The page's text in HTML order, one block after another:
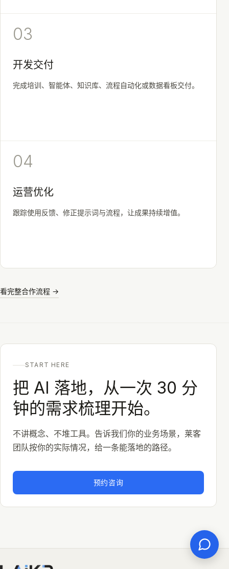
03
开发交付
完成培训、智能体、知识库、流程自动化或数据看板交付。
04
运营优化
跟踪使用反馈、修正提示词与流程，让成果持续增值。
看完整合作流程 →
START HERE
把 AI 落地，从一次 30 分
钟的需求梳理开始。
不讲概念、不堆工具。告诉我们你的业务场景，莱客
团队按你的实际情况，给一条能落地的路径。
预约咨询